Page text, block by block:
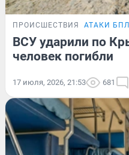
ПРОИСШЕСТВИЯ АТАКИ
ВСУ ударили по
человек погибли
17 июля, 2026, 21:53 681